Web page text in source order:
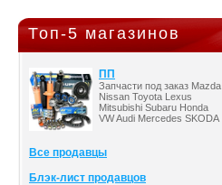
Топ-5 магазинов
ПП
Запчасти под заказ Mazda
Nissan Toyota Lexus
Mitsubishi Subaru Honda
VW Audi Mercedes SKODA
Все продавцы
Блэк-лист продавцов